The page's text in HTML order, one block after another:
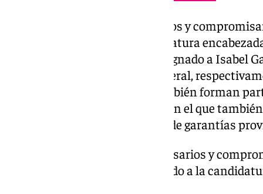
El 97% de los 151 compromisarios y
ha dado su respaldo a la candidatura
única presentada, y que ha designado a Isabel
vicepresidenta y secretaria general,
Almagro y Laureano Fortes también forman
resultante de este X Congreso, en el que
representantes de la comisión de garantías
El 97% de los 151 compromisarios y
cónclave ha dado su respaldo a la